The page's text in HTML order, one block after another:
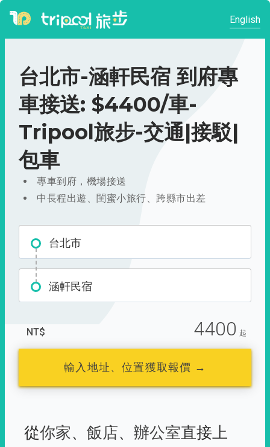
English
台北市-涵軒民宿 到府專
車接送: $4400/車-
Tripool旅步-交通|接駁|
包車
專車到府，機場接送
中長程出遊、閨蜜小旅行、跨縣市出差
台北市
涵軒民宿
NT$ 4400 起
輸入地址、位置獲取報價 →
從你家、 飯店、 辦公室直接上